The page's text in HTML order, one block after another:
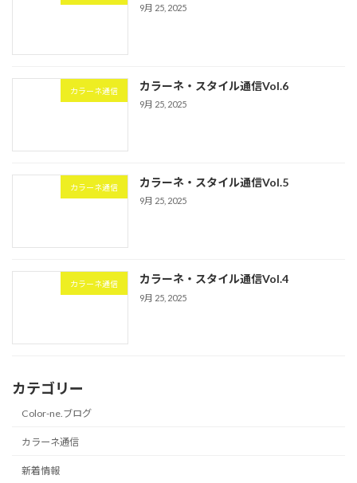
9月 25, 2025
カラーネ通信 カラーネ・スタイル通信Vol.6
9月 25, 2025
カラーネ通信 カラーネ・スタイル通信Vol.5
9月 25, 2025
カラーネ通信 カラーネ・スタイル通信Vol.4
9月 25, 2025
カテゴリー
Color-ne.ブログ
カラーネ通信
新着情報